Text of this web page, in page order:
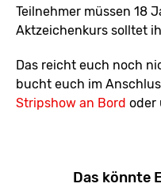
Teilnehmer müssen 18
Aktzeichenkurs solltet
Das reicht euch noch
bucht euch im
Stripshow an Bord oder
Das könnte